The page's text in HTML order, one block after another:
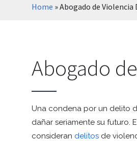
Home »Abogado de Violencia
Abogado
Una condena por un delito
dañar seriamente su futuro.
consideran delitos de